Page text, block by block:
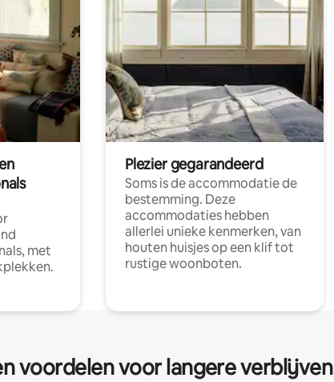
met
Plezier gegarandeerd
Soms is de accommodatie de
bestemming. Deze
accommodaties hebben
allerlei unieke kenmerken, van
houten huisjes op een klif tot
rustige woonboten.
voordelen voor langere verblijven